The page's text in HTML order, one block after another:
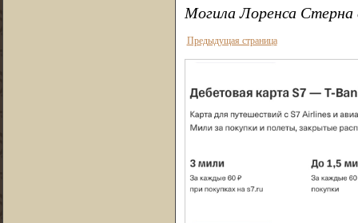
Могила Лоренса Стерна
Предыдущая страница